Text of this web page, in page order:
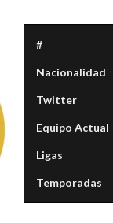
#
Nacionalidad
Twitter
Equipo Actual
Ligas
Temporadas